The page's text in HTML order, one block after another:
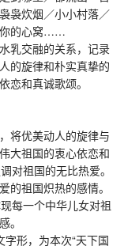
袅炊烟／小小村落／
你的心窝……
乳交融的关系，记录
的旋律和朴实真挚的
恋和真诚歌颂。
将优美动人的旋律与
大祖国的衷心依恋和
对祖国的无比热爱。
的祖国炽热的感情。
每一个中华儿女对祖
。
形，为本次“天下国